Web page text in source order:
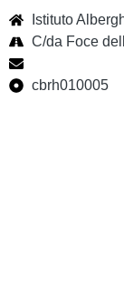
Istituto
C/da Foce
cbrh010005